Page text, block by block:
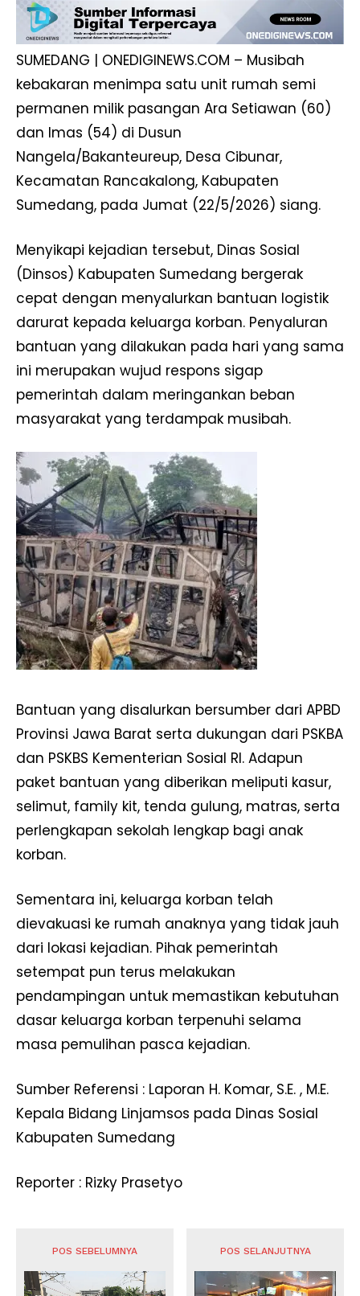
SUMEDANG | ONEDIGINEWS.COM – Musibah
kebakaran menimpa satu unit rumah semi
permanen milik pasangan Ara Setiawan (60)
dan Imas (54) di Dusun
Nangela/Bakanteureup, Desa Cibunar,
Kecamatan Rancakalong, Kabupaten
Sumedang, pada Jumat (22/5/2026) siang.
Menyikapi kejadian tersebut, Dinas Sosial
(Dinsos) Kabupaten Sumedang bergerak
cepat dengan menyalurkan bantuan logistik
darurat kepada keluarga korban. Penyaluran
bantuan yang dilakukan pada hari yang sama
ini merupakan wujud respons sigap
pemerintah dalam meringankan beban
masyarakat yang terdampak musibah.
Bantuan yang disalurkan bersumber dari APBD
Provinsi Jawa Barat serta dukungan dari PSKBA
dan PSKBS Kementerian Sosial RI. Adapun
paket bantuan yang diberikan meliputi kasur,
selimut, family kit, tenda gulung, matras, serta
perlengkapan sekolah lengkap bagi anak
korban.
Sementara ini, keluarga korban telah
dievakuasi ke rumah anaknya yang tidak jauh
dari lokasi kejadian. Pihak pemerintah
setempat pun terus melakukan
pendampingan untuk memastikan kebutuhan
dasar keluarga korban terpenuhi selama
masa pemulihan pasca kejadian.
Sumber Referensi : Laporan H. Komar, S.E. , M.E.
Kepala Bidang Linjamsos pada Dinas Sosial
Kabupaten Sumedang
Reporter : Rizky Prasetyo
POS SEBELUMNYA POS SELANJUTNYA